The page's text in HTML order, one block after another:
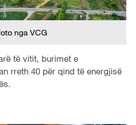
nga VCG
të vitit, burimet e
rreth 40 për qind të energjisë